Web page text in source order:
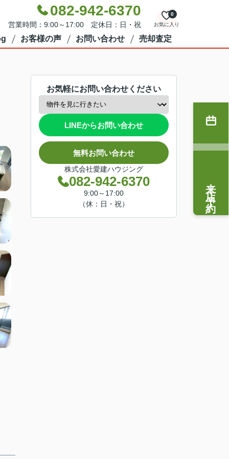
082-942-6370
営業時間：9:00～17:00 定休日：日・祝 お気に入り
0
お客様の声 お問い合わせ 売却査定
お気軽にお問い合わせください
LINEからお問い合わせ
無料お問い合わせ
株式会社愛建ハウジング
082-942-6370
9:00～17:00
（休：日・祝）
来店予約